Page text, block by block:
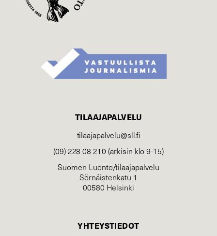
TILAAJAPALVELU
tilaajapalvelu@sll.fi
(09) 228 08 210 (arkisin klo 9-15)
Suomen Luonto/tilaajapalvelu
Sörnäistenkatu 1
00580 Helsinki
YHTEYSTIEDOT